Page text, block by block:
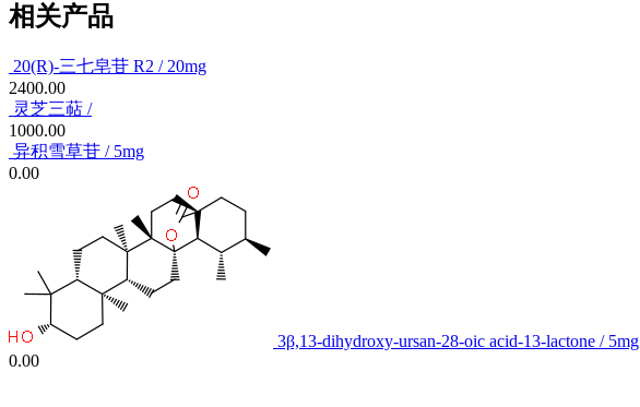
相关产品
20(R)-三七皂苷 R2 / 20mg
2400.00
灵芝三萜 /
1000.00
异积雪草苷 / 5mg
0.00
3β,13-dihydroxy-ursan-28-oic acid-13-lactone / 5mg
0.00